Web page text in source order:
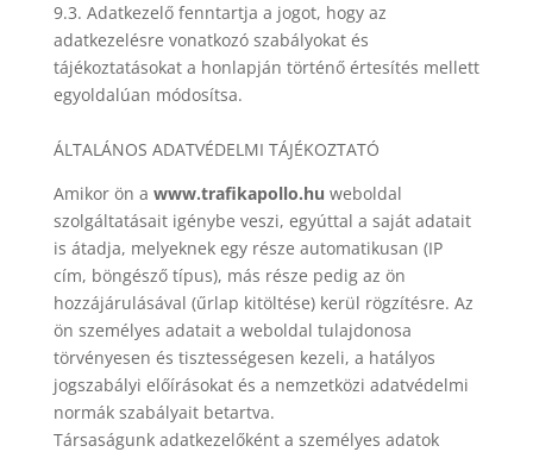
9.3. Adatkezelő fenntartja a jogot, hogy az
adatkezelésre vonatkozó szabályokat és
tájékoztatásokat a honlapján történő értesítés mellett
egyoldalúan módosítsa.
ÁLTALÁNOS ADATVÉDELMI TÁJÉKOZTATÓ
Amikor ön a www.trafikapollo.hu weboldal
szolgáltatásait igénybe veszi, egyúttal a saját adatait
is átadja, melyeknek egy része automatikusan (IP
cím, böngésző típus), más része pedig az ön
hozzájárulásával (űrlap kitöltése) kerül rögzítésre. Az
ön személyes adatait a weboldal tulajdonosa
törvényesen és tisztességesen kezeli, a hatályos
jogszabályi előírásokat és a nemzetközi adatvédelmi
normák szabályait betartva.
Társaságunk adatkezelőként a személyes adatok